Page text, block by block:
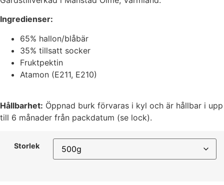
Ingredienser:
65% hallon/blåbär
35% tillsatt socker
Fruktpektin
Atamon (E211, E210)
Hållbarhet: Öppnad burk förvaras i kyl och är hållbar i upp
till 6 månader från packdatum (se lock).
Storlek